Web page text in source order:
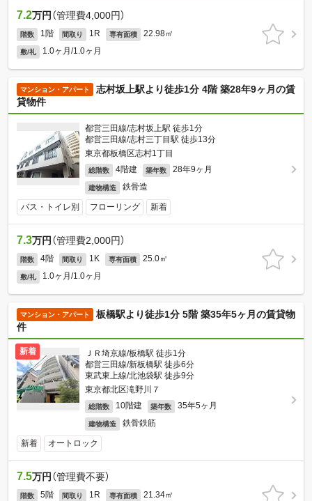
7.2万円 （管理費4,000円）
階数 1階 間取り 1R 専有面積 22.98㎡
敷/礼 1.0ヶ月/1.0ヶ月
マンション・アパート
志村坂上駅より徒歩1分 4階 築28年9ヶ月の賃
貸物件
都営三田線/志村坂上駅 徒歩1分
都営三田線/志村三丁目駅 徒歩13分
東京都板橋区志村1丁目
総階数 4階建 築年数 28年9ヶ月
建物構造 鉄骨造
バス・トイレ別 フローリング 新着
7.3万円 （管理費2,000円）
階数 4階 間取り 1K 専有面積 25.0㎡
敷/礼 1.0ヶ月/1.0ヶ月
マンション・アパート
板橋駅より徒歩1分 5階 築35年5ヶ月の賃貸物
件
新着
ＪＲ埼京線/板橋駅 徒歩1分
都営三田線/新板橋駅 徒歩6分
東武東上線/北池袋駅 徒歩9分
東京都北区滝野川７
総階数 10階建 築年数 35年5ヶ月
建物構造 鉄骨鉄筋
新着 オートロック
7.5万円 （管理費不要）
階数 5階 間取り 1R 専有面積 21.34㎡